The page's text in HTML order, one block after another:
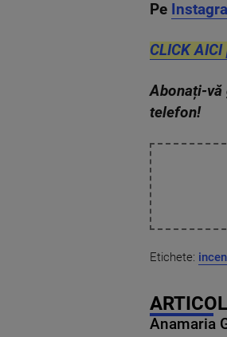
Pe
CLICK
Abonați-vă
telefon!
Etichete:
Anamaria